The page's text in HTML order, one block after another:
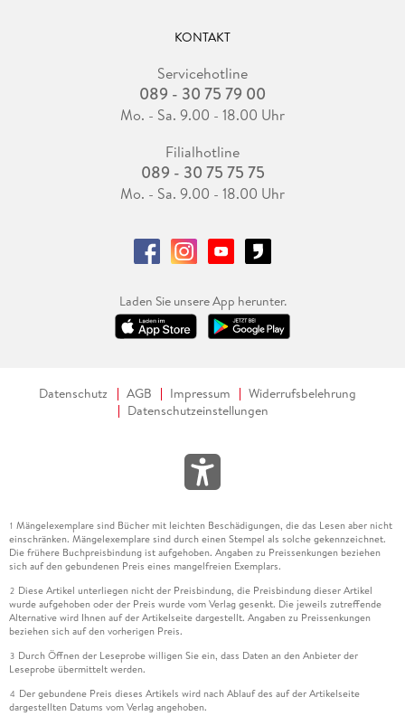
KONTAKT
Servicehotline
089 - 30 75 79 00
Mo. - Sa. 9.00 - 18.00 Uhr
Filialhotline
089 - 30 75 75 75
Mo. - Sa. 9.00 - 18.00 Uhr
Laden Sie unsere App herunter.
Datenschutz AGB Impressum
Widerrufsbelehrung
Datenschutzeinstellungen
1 Mängelexemplare sind Bücher mit leichten Beschädigungen, die das Lesen aber nicht
einschränken. Mängelexemplare sind durch einen Stempel als solche gekennzeichnet.
Die frühere Buchpreisbindung ist aufgehoben. Angaben zu Preissenkungen beziehen
sich auf den gebundenen Preis eines mangelfreien Exemplars.
2 Diese Artikel unterliegen nicht der Preisbindung, die Preisbindung dieser Artikel
wurde aufgehoben oder der Preis wurde vom Verlag gesenkt. Die jeweils zutreffende
Alternative wird Ihnen auf der Artikelseite dargestellt. Angaben zu Preissenkungen
beziehen sich auf den vorherigen Preis.
3 Durch Öffnen der Leseprobe willigen Sie ein, dass Daten an den Anbieter der
Leseprobe übermittelt werden.
4 Der gebundene Preis dieses Artikels wird nach Ablauf des auf der Artikelseite
dargestellten Datums vom Verlag angehoben.